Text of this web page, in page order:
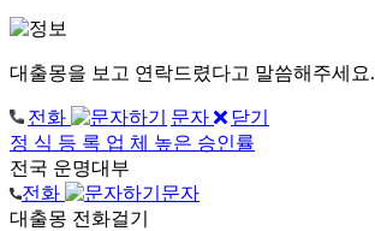
대출몽을 보고 연락드렸다고 말씀해주세요.
전화 문자
닫기
정 식 등 록 업 체 높은 승인률
전국 운명대부
전화
문자
대출몽 전화걸기